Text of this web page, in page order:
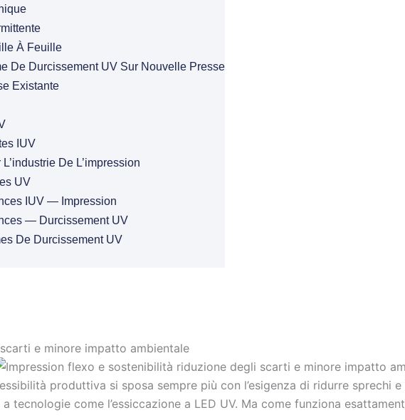
À Feuille
De Durcissement UV Sur Nouvelle Presse
Existante
IUV
De L’impression
UV
IUV — Impression
— Durcissement UV
De Durcissement UV
e minore impatto ambientale
produttiva si sposa sempre più con l’esigenza di ridurre sprechi
tecnologie come l’essiccazione a LED UV. Ma come funziona